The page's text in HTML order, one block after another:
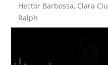
Hector Barbossa, Clara
Ralph